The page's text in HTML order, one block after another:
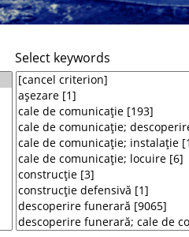
Select keywords